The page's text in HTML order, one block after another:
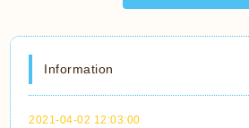
Information
2021-04-02 12:03:00